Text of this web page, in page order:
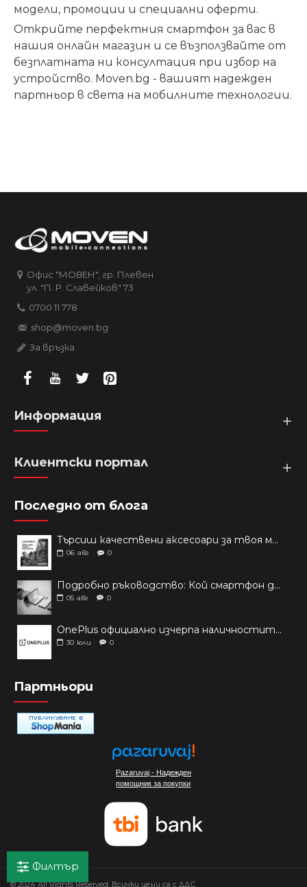
Филтър
модели, промоции и специални оферти.
Открийте перфектния смартфон за вас в
нашия онлайн магазин и се възползвайте от
безплатната ни консултация при избор на
устройство. Moven.bg - вашият надежден
партньор в света на мобилните технологии.
Офис "МОВЕН", гр. Плевен
ул. "П. Р. Славейков" 73
0700 11 778
shop@moven.bg
За връзка
Информация
Клиентски портал
Последно от блога
Търсиш качествени аксесоари за твоя модел? Как правилно да защитим новия си смартфон: Ръководство за аксесоари през 2026 г.
06 авг 0
Подробно ръководство: Кой смартфон да купиш през 2026 г.?
05 авг 0
OnePlus официално изчерпа наличностите си от телефони на основни пазари
30 юли 0
Партньори
Pazaruvaj - Надежден
помощник за покупки
© 2024 All Rights Reserved, Всички цени са с ДДС